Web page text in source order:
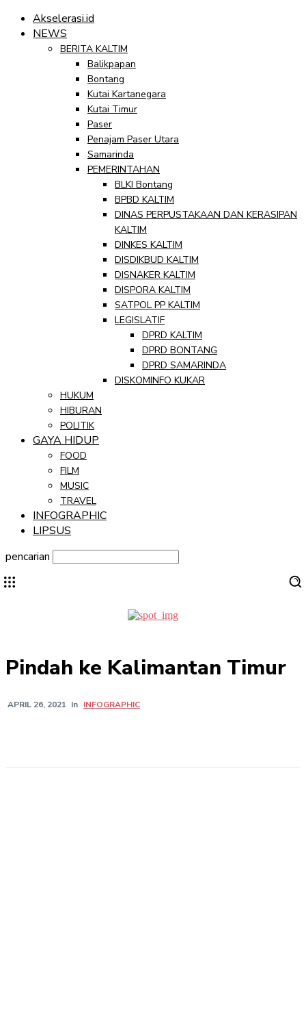
Akselerasi.id
NEWS
BERITA KALTIM
Balikpapan
Bontang
Kutai Kartanegara
Kutai Timur
Paser
Penajam Paser Utara
Samarinda
PEMERINTAHAN
BLKI Bontang
BPBD KALTIM
DINAS PERPUSTAKAAN DAN KERASIPAN
KALTIM
DINKES KALTIM
DISDIKBUD KALTIM
DISNAKER KALTIM
DISPORA KALTIM
SATPOL PP KALTIM
LEGISLATIF
DPRD KALTIM
DPRD BONTANG
DPRD SAMARINDA
DISKOMINFO KUKAR
HUKUM
HIBURAN
POLITIK
GAYA HIDUP
FOOD
FILM
MUSIC
TRAVEL
INFOGRAPHIC
LIPSUS
pencarian
Pindah ke Kalimantan Timur
APRIL 26, 2021 In INFOGRAPHIC